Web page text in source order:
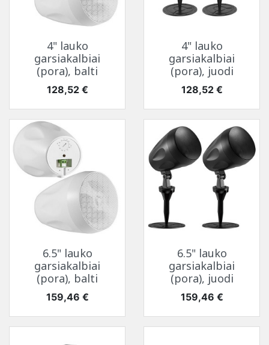
4" lauko
garsiakalbiai
(pora), balti
Kaina
128,52 €
4" lauko
garsiakalbiai
(pora), juodi
Kaina
128,52 €
6.5" lauko
garsiakalbiai
(pora), balti
Kaina
159,46 €
6.5" lauko
garsiakalbiai
(pora), juodi
Kaina
159,46 €